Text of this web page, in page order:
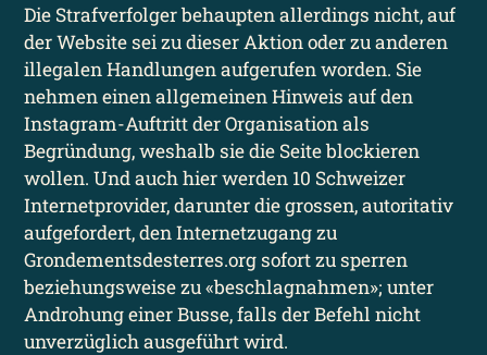
Die Strafverfolger behaupten allerdings nicht, auf
der Website sei zu dieser Aktion oder zu anderen
illegalen Handlungen aufgerufen worden. Sie
nehmen einen allgemeinen Hinweis auf den
Instagram-Auftritt der Organisation als
Begründung, weshalb sie die Seite blockieren
wollen. Und auch hier werden 10 Schweizer
Internet­provider, darunter die grossen, autoritativ
aufgefordert, den Internet­zugang zu
Grondementsdesterres.org sofort zu sperren
beziehungs­weise zu «beschlagnahmen»; unter
Androhung einer Busse, falls der Befehl nicht
unverzüglich ausgeführt wird.